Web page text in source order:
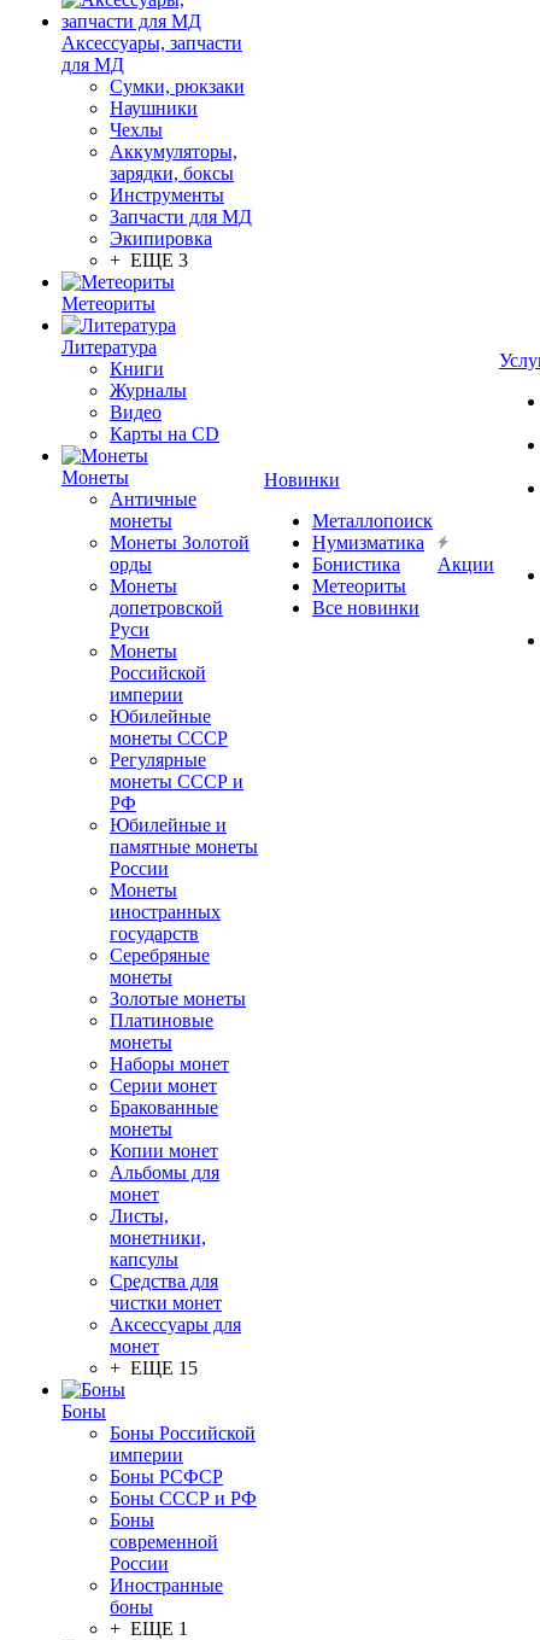
Аксессуары, запчасти
для МД
Сумки, рюкзаки
Наушники
Чехлы
Аккумуляторы,
зарядки, боксы
Инструменты
Запчасти для МД
Экипировка
+ ЕЩЕ 3
Метеориты
Литература
Книги
Журналы
Видео
Карты на CD
Монеты
Античные
монеты
Монеты Золотой
орды
Монеты
допетровской
Руси
Монеты
Российской
империи
Юбилейные
монеты СССР
Регулярные
монеты СССР и
РФ
Юбилейные и
памятные монеты
России
Монеты
иностранных
государств
Серебряные
монеты
Золотые монеты
Платиновые
монеты
Наборы монет
Серии монет
Бракованные
монеты
Копии монет
Альбомы для
монет
Листы,
монетники,
капсулы
Средства для
чистки монет
Аксессуары для
монет
+ ЕЩЕ 15
Боны
Боны Российской
империи
Боны РСФСР
Боны СССР и РФ
Боны
современной
России
Иностранные
боны
+ ЕЩЕ 1
Новинки
Металлопоиск
Нумизматика
Бонистика
Метеориты
Все новинки
Акции